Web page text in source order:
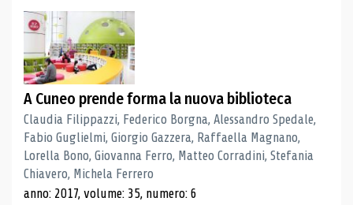
A Cuneo prende forma la nuova biblioteca
Claudia Filippazzi, Federico Borgna, Alessandro Spedale,
Fabio Guglielmi, Giorgio Gazzera, Raffaella Magnano,
Lorella Bono, Giovanna Ferro, Matteo Corradini, Stefania
Chiavero, Michela Ferrero
anno: 2017, volume: 35, numero: 6